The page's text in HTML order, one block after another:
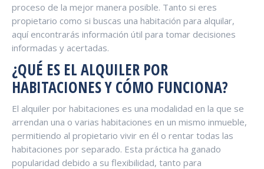
proceso de la mejor manera posible. Tanto si eres
propietario como si buscas una habitación para alquilar,
aquí encontrarás información útil para tomar decisiones
informadas y acertadas.
¿QUÉ ES EL ALQUILER POR
HABITACIONES Y CÓMO FUNCIONA?
El alquiler por habitaciones es una modalidad en la que se
arrendan una o varias habitaciones en un mismo inmueble,
permitiendo al propietario vivir en él o rentar todas las
habitaciones por separado. Esta práctica ha ganado
popularidad debido a su flexibilidad, tanto para